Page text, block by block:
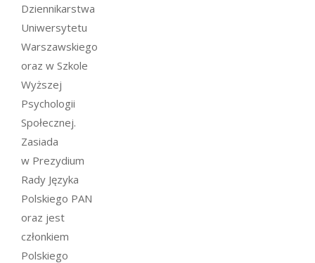
Dziennikarstwa
Uniwersytetu
Warszawskiego
oraz w Szkole
Wyższej
Psychologii
Społecznej.
Zasiada
w Prezydium
Rady Języka
Polskiego PAN
oraz jest
członkiem
Polskiego